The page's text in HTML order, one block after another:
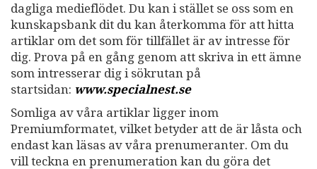
dagliga medieflödet. Du kan i stället se oss som en
kunskapsbank dit du kan återkomma för att hitta
artiklar om det som för tillfället är av intresse för
dig. Prova på en gång genom att skriva in ett ämne
som intresserar dig i sökrutan på
startsidan: www.specialnest.se
Somliga av våra artiklar ligger inom
Premiumformatet, vilket betyder att de är låsta och
endast kan läsas av våra prenumeranter. Om du
vill teckna en prenumeration kan du göra det